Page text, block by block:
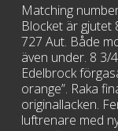
Matching
Blocket är gjutet
727 Aut. Både
även under. 8 3/
Edelbrock
orange”. Raka
originallacken.
luftrenare med